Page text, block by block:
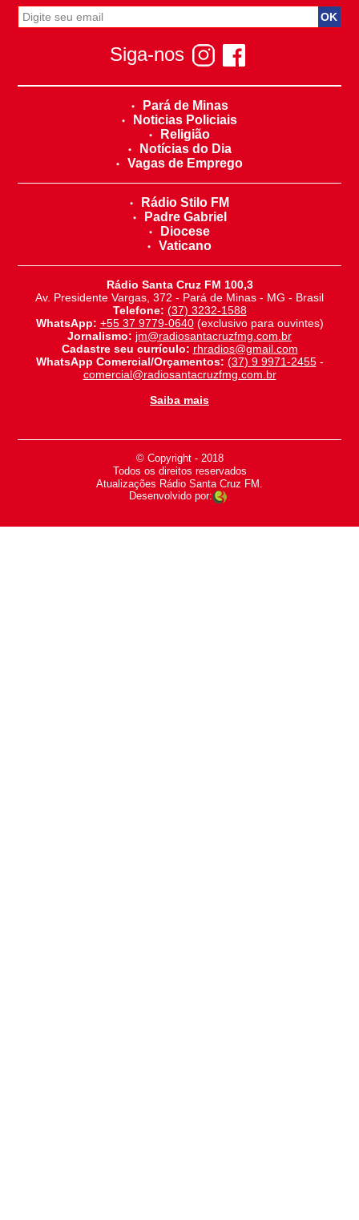
Siga-nos
Pará de Minas
Noticias Policiais
Religião
Notícias do Dia
Vagas de Emprego
Rádio Stilo FM
Padre Gabriel
Diocese
Vaticano
Rádio Santa Cruz FM 100,3
Av. Presidente Vargas, 372 - Pará de Minas - MG - Brasil
Telefone: (37) 3232-1588
WhatsApp: +55 37 9779-0640(exclusivo para ouvintes)
Jornalismo: jm@radiosantacruzfmg.com.br
Cadastre seu currículo: rhradios@gmail.com
WhatsApp Comercial/Orçamentos: (37) 9 9971-2455-
comercial@radiosantacruzfmg.com.br
Saiba mais
© Copyright - 2018
-
Todos os direitos reservados
-
Atualizações Rádio Santa Cruz FM.
Desenvolvido por: